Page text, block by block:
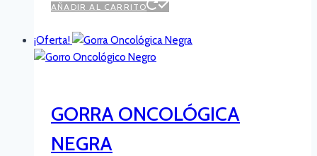
AÑADIR AL CARRITO
¡Oferta!
GORRA ONCOLÓGICA
NEGRA